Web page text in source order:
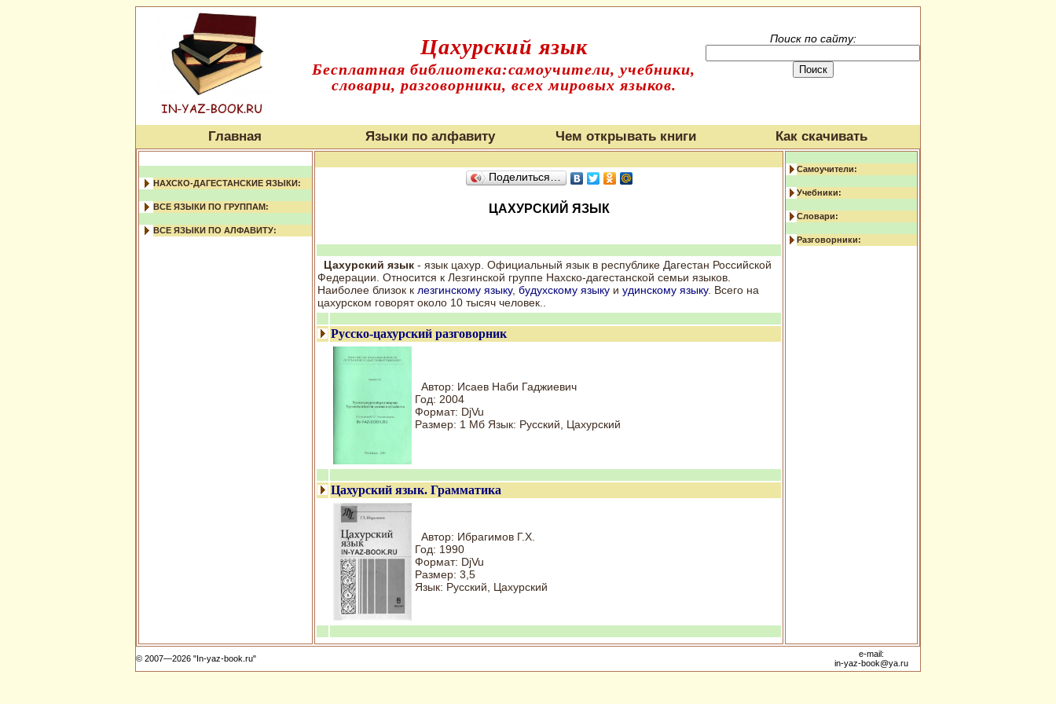
Цахурский язык
Бесплатная библиотека:самоучители, учебники,
словари, разговорники, всех мировых языков.
Поиск по сайту:
Главная Языки по алфавиту Чем открывать книги Как скачивать
НАХСКО-ДАГЕСТАНСКИЕ ЯЗЫКИ:
ВСЕ ЯЗЫКИ ПО ГРУППАМ:
ВСЕ ЯЗЫКИ ПО АЛФАВИТУ:
Поделиться…
ЦАХУРСКИЙ ЯЗЫК
Цахурский язык - язык цахур. Официальный язык в республике Дагестан Российской
Федерации. Относится к Лезгинской группе Нахско-дагестанской семьи языков.
Наиболее близок к лезгинскому языку, будухскому языку и удинскому языку. Всего на
цахурском говорят около 10 тысяч человек..
Русско-цахурский разговорник
Автор: Исаев Наби Гаджиевич
Год: 2004
Формат: DjVu
Размер: 1 Мб Язык: Русский, Цахурский
Цахурский язык. Грамматика
Автор: Ибрагимов Г.Х.
Год: 1990
Формат: DjVu
Размер: 3,5
Язык: Русский, Цахурский
Самоучители:
Учебники:
Словари:
Разговорники:
© 2007—2026 "In-yaz-book.ru"
e-mail:
in-yaz-book@ya.ru